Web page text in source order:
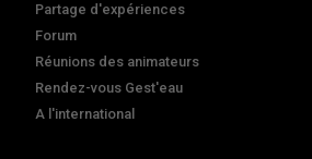
Partage d'expériences
Forum
Réunions des animateurs
Rendez-vous Gest'eau
A l'international